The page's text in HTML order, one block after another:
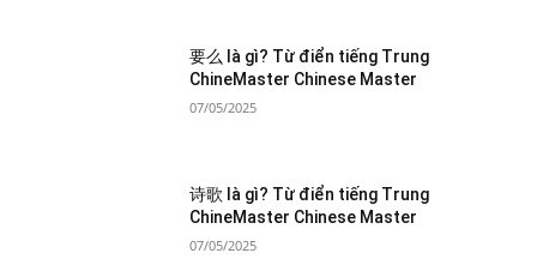
要么 là gì? Từ điển tiếng Trung
ChineMaster Chinese Master
07/05/2025
诗歌 là gì? Từ điển tiếng Trung
ChineMaster Chinese Master
07/05/2025